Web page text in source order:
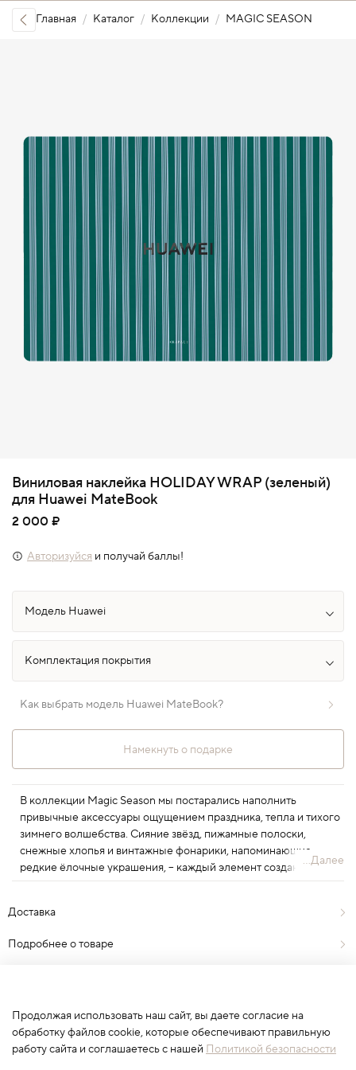
Главная Каталог Коллекции MAGIC SEASON
Виниловая наклейка HOLIDAY WRAP (зеленый)
для Huawei MateBook
2 000 ₽
Авторизуйся и получай баллы!
Как выбрать модель Huawei MateBook?
Намекнуть о подарке
В коллекции Magic Season мы постарались наполнить
привычные аксессуары ощущением праздника, тепла и тихого
зимнего волшебства. Сияние звёзд, пижамные полоски,
снежные хлопья и винтажные фонарики, напоминающие
редкие ёлочные украшения, – каждый элемент создан с
вниманием к текстуре, форме и цвету, чтобы новогоднее чудо
...Далее
Доставка
Подробнее о товаре
Продолжая использовать наш сайт, вы даете согласие на
обработку файлов cookie, которые обеспечивают правильную
работу сайта и соглашаетесь с нашей Политикой безопасности